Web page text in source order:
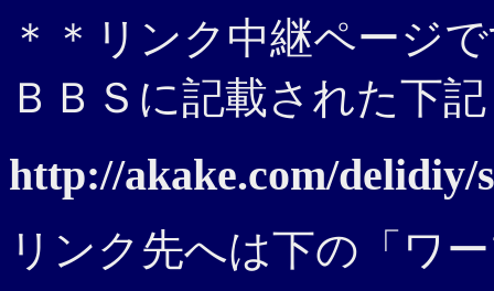
＊＊リンク中継ページ
ＢＢＳに記載された下
http://akake.com/delidiy/
リンク先へは下の「ワ